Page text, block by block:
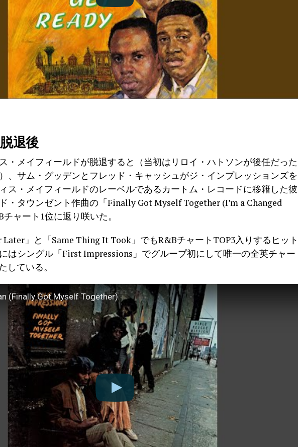
退後
・メイフィールドが脱退すると（当初はリロイ・ハトソンが後任だった
、サム・グッデンとフレッド・キャッシュがジ・インプレッションズを
ス・メイフィールドのレーベルであるカートム・レコードに移籍した彼
・タウンゼント作曲の「Finally Got Myself Together (I’m a Changed
ャート1位に返り咲いた。
Later」と「Same Thing It Took」でもR&BチャートTOP3入りするヒット
はシングル「First Impressions」でグループ初にして唯一の全英チャー
している。
(Finally Got Myself Together)